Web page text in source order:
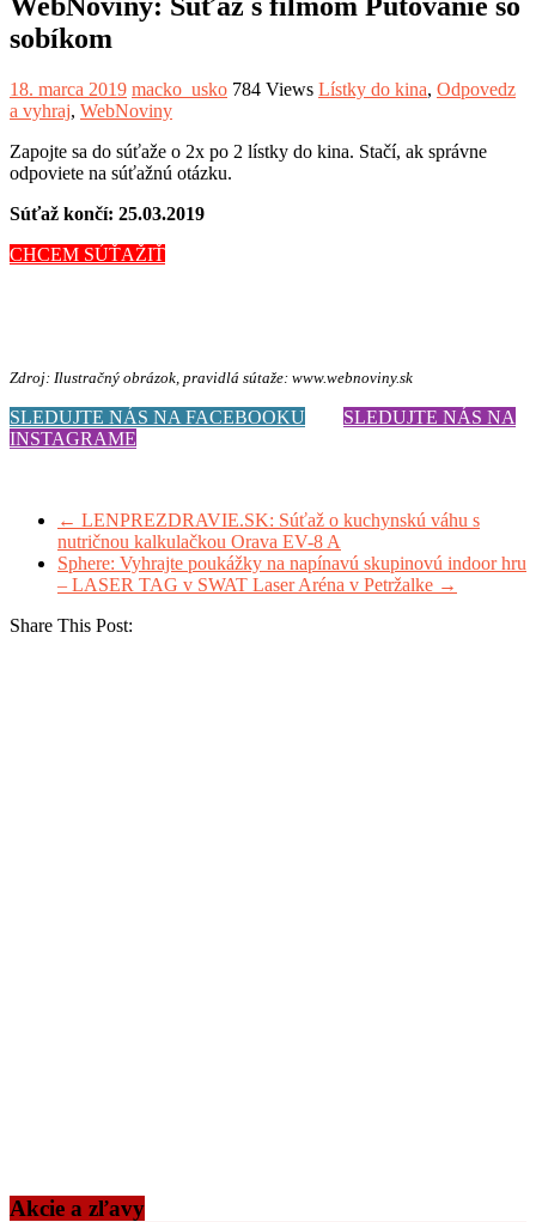
WebNoviny: Súťaž s filmom Putovanie so
sobíkom
18. marca 2019 macko_usko 784 Views Lístky do kina, Odpovedz
a vyhraj, WebNoviny
Zapojte sa do súťaže o 2x po 2 lístky do kina. Stačí, ak správne
odpoviete na súťažnú otázku.
Súťaž končí: 25.03.2019
CHCEM SÚŤAŽIŤ
Zdroj: Ilustračný obrázok, pravidlá sútaže: www.webnoviny.sk
SLEDUJTE NÁS NA FACEBOOKU
SLEDUJTE NÁS NA
INSTAGRAME
← LENPREZDRAVIE.SK: Súťaž o kuchynskú váhu s
nutričnou kalkulačkou Orava EV-8 A
Sphere: Vyhrajte poukážky na napínavú skupinovú indoor hru
– LASER TAG v SWAT Laser Aréna v Petržalke →
Share This Post:
Akcie a zľavy